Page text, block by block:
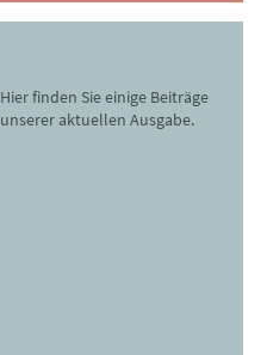
Hier finden Sie einige Beiträge
unserer aktuellen Ausgabe.